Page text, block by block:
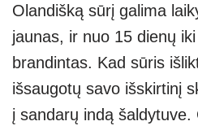
Olandišką sūrį galima
jaunas, ir nuo 15 dienų
brandintas. Kad sūris
išsaugotų savo išskirtinį
į sandarų indą šaldytuve.